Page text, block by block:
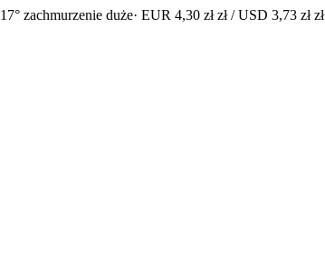
17° zachmurzenie duże· EUR 4,30 zł zł / USD 3,73 zł zł